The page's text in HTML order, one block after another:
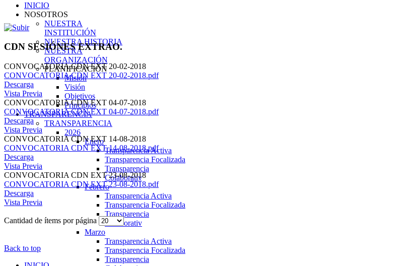
INICIO
NOSOTROS
NUESTRA
INSTITUCIÓN
NUESTRA HISTORIA
NUESTRA
ORGANIZACIÓN
PLANIFICACIÓN
Misión
Visión
Objetivos
Principios
TRANSPARENCIA
TRANSPARENCIA
2026
Enero
Transparencia Activa
Transparencia Focalizada
Transparencia
Colaborativ
Febrero
Transparencia Activa
Transparencia Focalizada
Transparencia
Colaborativ
Marzo
Transparencia Activa
Transparencia Focalizada
Transparencia
CDN SESIÓNES EXTRAO.
CONVOCATORIA CDN EXT 20-02-2018
CONVOCATORIA CDN EXT 20-02-2018.pdf
Descarga
Vista Previa
CONVOCATORIA CDN EXT 04-07-2018
CONVOCATORIA CDN EXT 04-07-2018.pdf
Descarga
Vista Previa
CONVOCATORIA CDN EXT 14-08-2018
CONVOCATORIA CDN EXT 14-08-2018.pdf
Descarga
Vista Previa
CONVOCATORIA CDN EXT 23-08-2018
CONVOCATORIA CDN EXT 23-08-2018.pdf
Descarga
Vista Previa
Cantidad de ítems por página
Back to top